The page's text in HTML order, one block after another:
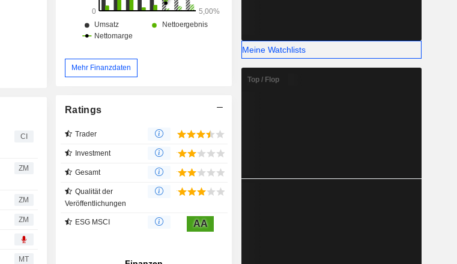
CI
ZM
ZM
ZM
MT
anderem das IQ PowerPack 1500, das IQ
Balcony Solar System, IQ Energy Management
und IQ EV-Ladegeräte.
Mehr Finanzdaten
Ratings
Trader
Investment
Gesamt
Qualität der
Veröffentlichungen
ESG MSCI AA
Meine Watchlists
Top / Flop